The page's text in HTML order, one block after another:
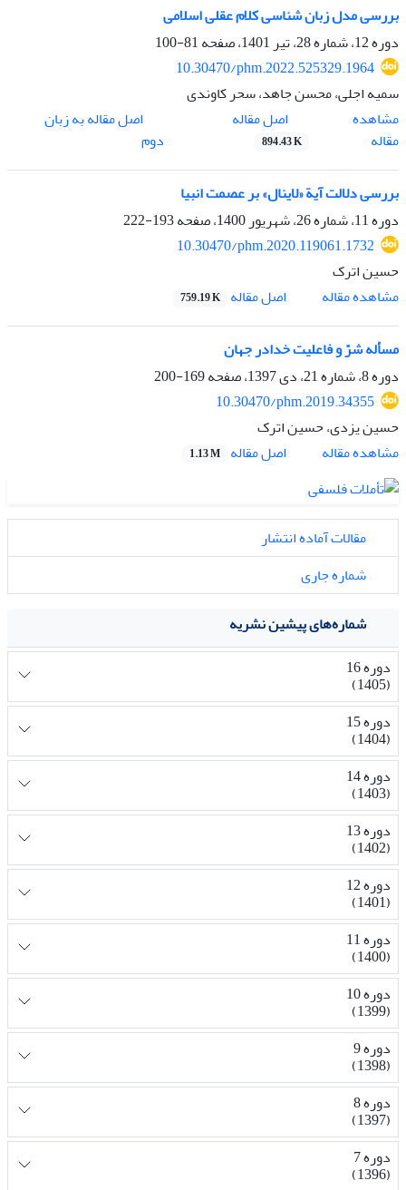
بررسی مدل زبان شناسی کلام عقلی اسلامی
دوره 12، شماره 28، تیر 1401، صفحه
81-100
10.30470/phm.2022.525329.1964
سمیه اجلی، محسن جاهد، سحر کاوندی
مشاهده
مقاله
اصل مقاله
894.43 K
اصل مقاله به زبان
دوم
بررسی دلالت آیة «لاینال» بر عصمت انبیا
دوره 11، شماره 26، شهریور 1400، صفحه
193-222
10.30470/phm.2020.119061.1732
حسین اترک
مشاهده مقاله
اصل مقاله 759.19 K
مسأله شرّ و فاعلیت خدادر جهان
دوره 8، شماره 21، دی 1397، صفحه
169-200
10.30470/phm.2019.34355
حسین یزدی، حسین اترک
مشاهده مقاله
اصل مقاله 1.13 M
مقالات آماده انتشار
شماره جاری
شماره‌های پیشین نشریه
دوره 16
(1405)
دوره 15
(1404)
دوره 14
(1403)
دوره 13
(1402)
دوره 12
(1401)
دوره 11
(1400)
دوره 10
(1399)
دوره 9
(1398)
دوره 8
(1397)
دوره 7
(1396)